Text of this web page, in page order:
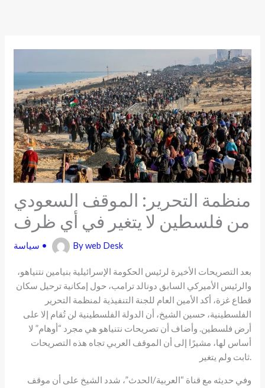
منظمة التحرير: الموقف السعودي
من فلسطين لا يتغير في أي ظرف
سياسة • Byweb Desk
بعد التصريحات الأخيرة لرئيس الحكومة الإسرائيلية بنيامين نتنياهو،
والرئيس الأميركي السابق دونالد ترامب، حول إمكانية ترحيل سكان
قطاع غزة، أكد الأمين العام للجنة التنفيذية لمنظمة التحرير
الفلسطينية، حسين الشيخ، أن الدولة الفلسطينية لن تُقام إلا على
أرض فلسطين. وأضاف أن تصريحات نتنياهو هي مجرد “أوهام” لا
أساس لها، مشيرًا إلى أن الموقف العربي تجاه هذه التصريحات
ثابت ولم يتغير.
وفي حديثه مع قناة “العربية/الحدث”، شدد الشيخ على أن موقف